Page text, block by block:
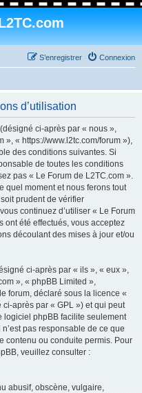
Connexion
S’enregistrer
d’utilisation
ci-après par « nous »,
», « https://www.l2tc.com/forum »),
des conditions suivantes. Si
de toutes les conditions
pas « Le Forum de L2TC.com ».
quel moment et nous ferons tout
prudent de vérifier
continuez d’utiliser « Le Forum
ont été effectués, vous acceptez
découlant des mises à jour et/ou
ci-après par « ils », « eux »,
», « phpBB Limited »,
forum, déclaré sous la licence «
ci-après par « GPL ») et qui peut
logiciel phpBB facilite seulement
pas responsable de ce que
contenu ou conduite permis. Pour
veuillez consulter :
abusif, obscène, vulgaire,